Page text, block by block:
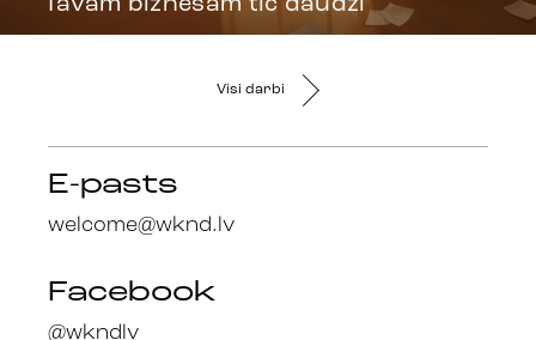
Tavam biznesam tic daudzi
Visi darbi
E-pasts
welcome@wknd.lv
Facebook
@wkndlv